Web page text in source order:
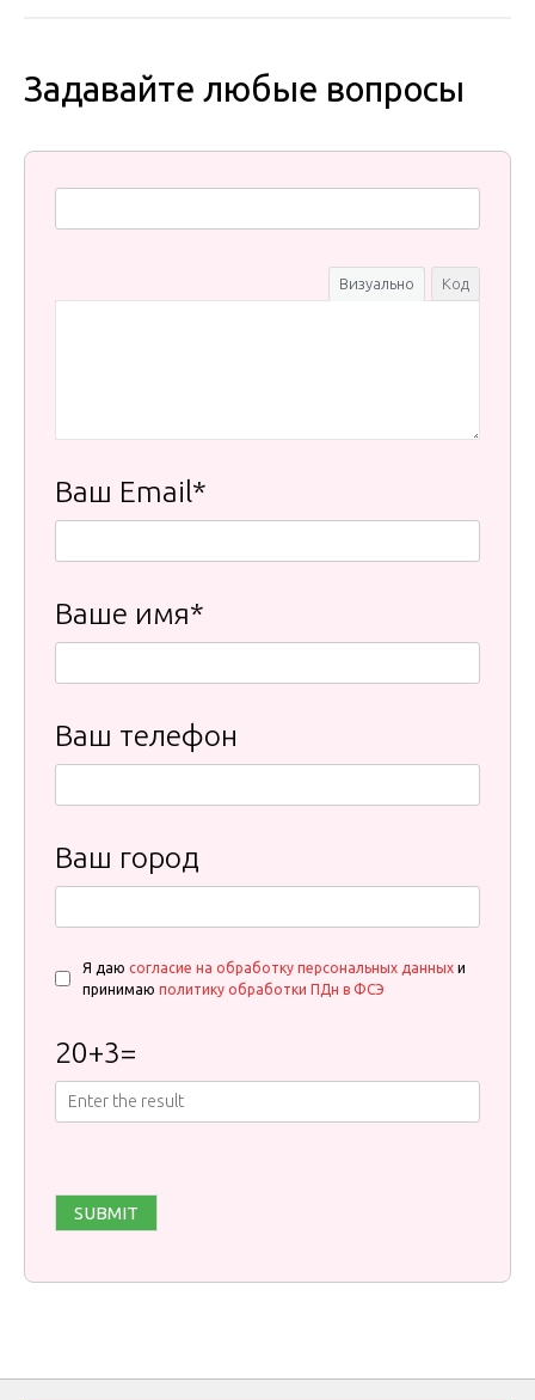
Задавайте любые вопросы
Визуально Код
Ваш Email*
Ваше имя*
Ваш телефон
Ваш город
Я даю согласие на обработку персональных данных и
принимаю политику обработки ПДн в ФСЭ
20+3=